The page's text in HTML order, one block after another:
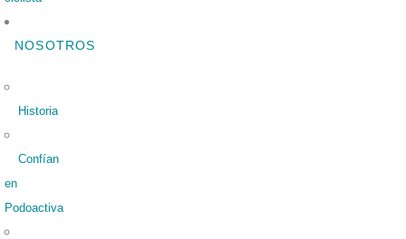
NOSOTROS
Historia
Confían
en
Podoactiva